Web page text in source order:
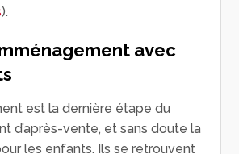
).
avec
est la dernière étape du
d’après-vente, et sans doute la
les enfants. Ils se retrouvent